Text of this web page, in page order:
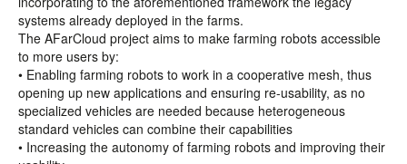
systems already deployed in the farms.
The AFarCloud project aims to make farming robots accessible
to more users by:
• Enabling farming robots to work in a cooperative mesh, thus
opening up new applications and ensuring re-usability, as no
specialized vehicles are needed because heterogeneous
standard vehicles can combine their capabilities
• Increasing the autonomy of farming robots and improving their